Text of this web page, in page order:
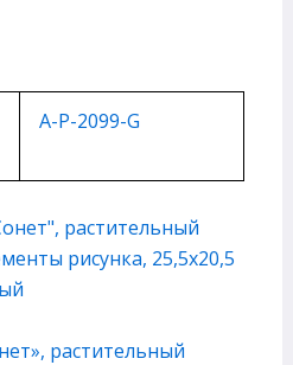
A-P-2099-G
растительный